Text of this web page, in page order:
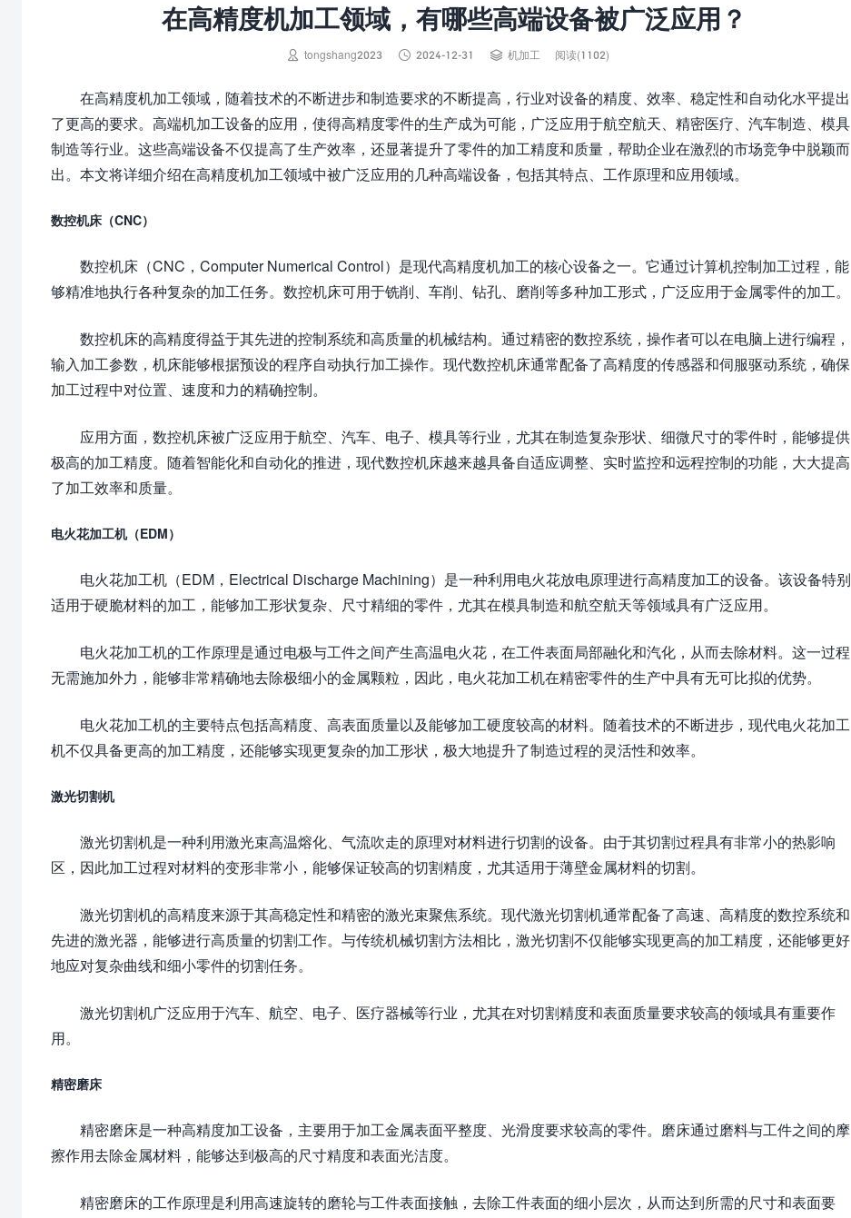
在高精度机加工领域，有哪些高端设备被广泛应用？
 tongshang2023  2024-12-31  机加工 阅读(1102)
在高精度机加工领域，随着技术的不断进步和制造要求的不断提高，行业对设备的精度、效率、稳定性和自动化水平提出
了更高的要求。高端机加工设备的应用，使得高精度零件的生产成为可能，广泛应用于航空航天、精密医疗、汽车制造、模具
制造等行业。这些高端设备不仅提高了生产效率，还显著提升了零件的加工精度和质量，帮助企业在激烈的市场竞争中脱颖而
出。本文将详细介绍在高精度机加工领域中被广泛应用的几种高端设备，包括其特点、工作原理和应用领域。
数控机床（CNC）
数控机床（CNC，Computer Numerical Control）是现代高精度机加工的核心设备之一。它通过计算机控制加工过程，能
够精准地执行各种复杂的加工任务。数控机床可用于铣削、车削、钻孔、磨削等多种加工形式，广泛应用于金属零件的加工。
数控机床的高精度得益于其先进的控制系统和高质量的机械结构。通过精密的数控系统，操作者可以在电脑上进行编程，
输入加工参数，机床能够根据预设的程序自动执行加工操作。现代数控机床通常配备了高精度的传感器和伺服驱动系统，确保
加工过程中对位置、速度和力的精确控制。
应用方面，数控机床被广泛应用于航空、汽车、电子、模具等行业，尤其在制造复杂形状、细微尺寸的零件时，能够提供
极高的加工精度。随着智能化和自动化的推进，现代数控机床越来越具备自适应调整、实时监控和远程控制的功能，大大提高
了加工效率和质量。
电火花加工机（EDM）
电火花加工机（EDM，Electrical Discharge Machining）是一种利用电火花放电原理进行高精度加工的设备。该设备特别
适用于硬脆材料的加工，能够加工形状复杂、尺寸精细的零件，尤其在模具制造和航空航天等领域具有广泛应用。
电火花加工机的工作原理是通过电极与工件之间产生高温电火花，在工件表面局部融化和汽化，从而去除材料。这一过程
无需施加外力，能够非常精确地去除极细小的金属颗粒，因此，电火花加工机在精密零件的生产中具有无可比拟的优势。
电火花加工机的主要特点包括高精度、高表面质量以及能够加工硬度较高的材料。随着技术的不断进步，现代电火花加工
机不仅具备更高的加工精度，还能够实现更复杂的加工形状，极大地提升了制造过程的灵活性和效率。
激光切割机
激光切割机是一种利用激光束高温熔化、气流吹走的原理对材料进行切割的设备。由于其切割过程具有非常小的热影响
区，因此加工过程对材料的变形非常小，能够保证较高的切割精度，尤其适用于薄壁金属材料的切割。
激光切割机的高精度来源于其高稳定性和精密的激光束聚焦系统。现代激光切割机通常配备了高速、高精度的数控系统和
先进的激光器，能够进行高质量的切割工作。与传统机械切割方法相比，激光切割不仅能够实现更高的加工精度，还能够更好
地应对复杂曲线和细小零件的切割任务。
激光切割机广泛应用于汽车、航空、电子、医疗器械等行业，尤其在对切割精度和表面质量要求较高的领域具有重要作
用。
精密磨床
精密磨床是一种高精度加工设备，主要用于加工金属表面平整度、光滑度要求较高的零件。磨床通过磨料与工件之间的摩
擦作用去除金属材料，能够达到极高的尺寸精度和表面光洁度。
精密磨床的工作原理是利用高速旋转的磨轮与工件表面接触，去除工件表面的细小层次，从而达到所需的尺寸和表面要